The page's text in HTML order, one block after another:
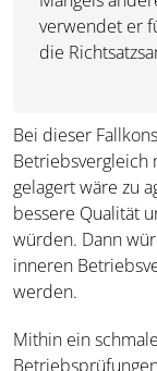
verwendet er
die
Bei dieser
Betriebsvergleich
gelagert wäre zu
bessere Qualität
würden. Dann
inneren
werden.
Mithin ein